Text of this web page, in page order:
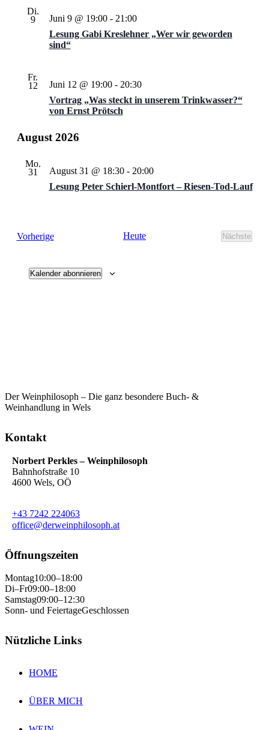
Di.
9
Lesung Gabi Kreslehner „Wer wir geworden
sind“
Juni 9 @ 19:00- 21:00
Fr.
12
Vortrag „Was steckt in unserem Trinkwasser?“
von Ernst Prötsch
Juni 12 @ 19:00- 20:30
August 2026
Mo.
31
Lesung Peter Schierl-Montfort – Riesen-Tod-Lauf
August 31 @ 18:30- 20:00
VorherigeVeranstaltungen Heute
Nächste
Kalender abonnieren
Der Weinphilosoph – Die ganz besondere Buch- &
Weinhandlung in Wels
Kontakt
Norbert Perkles – Weinphilosoph
Bahnhofstraße 10
4600 Wels, OÖ
+43 7242 224063
office@derweinphilosoph.at
Öffnungszeiten
Montag10:00–18:00
Di–Fr09:00–18:00
Samstag09:00–12:30
Sonn- und FeiertageGeschlossen
Nützliche Links
HOME
ÜBER MICH